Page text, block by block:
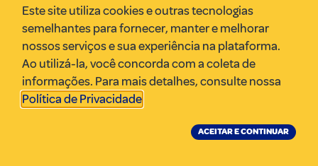
VR Assessoria
Parcerias
Envie uma pauta
Anuncie
Este site utiliza cookies e outras tecnologias
semelhantes para fornecer, manter e melhorar
nossos serviços e sua experiência na plataforma.
Ao utilizá-la, você concorda com a coleta de
informações. Para mais detalhes, consulte nossa
Política de Privacidade.
ACEITAR E CONTINUAR